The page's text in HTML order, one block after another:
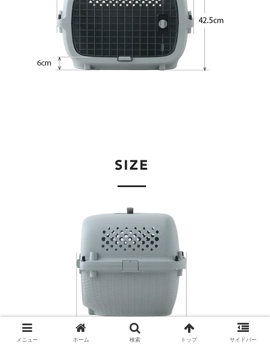
メニュー ホーム 検索 トップ サイドバー